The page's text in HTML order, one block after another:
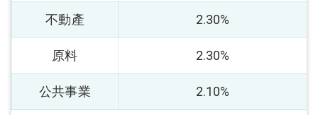
不動產 2.30%
原料 2.30%
公共事業 2.10%